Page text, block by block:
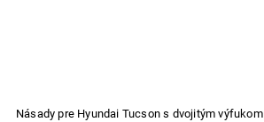
Násady pre Hyundai Tucson s dvojitým výfukom